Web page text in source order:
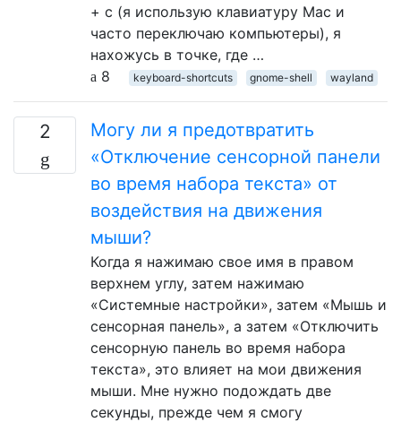
+ c (я использую клавиатуру Mac и
часто переключаю компьютеры), я
нахожусь в точке, где …
8
keyboard-shortcuts gnome-shell wayland
2
Могу ли я предотвратить
«Отключение сенсорной панели
во время набора текста» от
воздействия на движения
мыши?
Когда я нажимаю свое имя в правом
верхнем углу, затем нажимаю
«Системные настройки», затем «Мышь и
сенсорная панель», а затем «Отключить
сенсорную панель во время набора
текста», это влияет на мои движения
мыши. Мне нужно подождать две
секунды, прежде чем я смогу